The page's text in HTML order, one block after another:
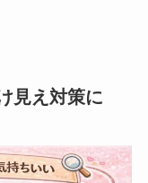
見え対策に